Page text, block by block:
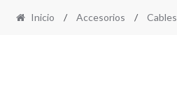
Inicio / Accesorios / Cables